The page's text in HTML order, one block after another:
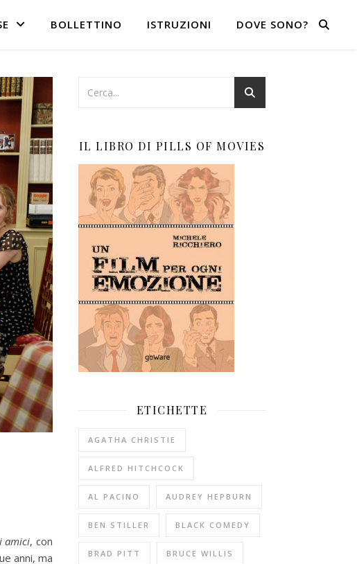
BOLLETTINO ISTRUZIONI DOVE SONO?
amici, con
anni, ma
IL LIBRO DI PILLS OF MOVIES
ETICHETTE
AGATHA CHRISTIE
ALFRED HITCHCOCK
AL PACINO AUDREY HEPBURN
BEN STILLER BLACK COMEDY
BRAD PITT BRUCE WILLIS